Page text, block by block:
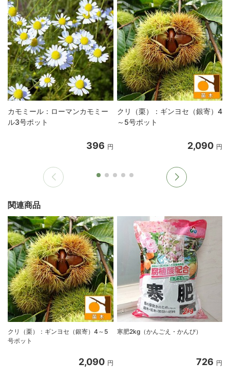
カモミール：ローマンカモミー
ル3号ポット
396 円
クリ（栗）：ギンヨセ（銀寄）4
～5号ポット
2,090 円
関連商品
クリ（栗）：ギンヨセ（銀寄）4～5
号ポット
2,090 円
寒肥2kg（かんごえ・かんぴ）
726 円